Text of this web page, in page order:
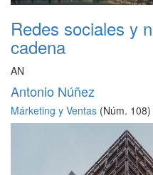
Redes sociales y
cadena
AN
Antonio Núñez
Márketing y Ventas (Núm. 108)